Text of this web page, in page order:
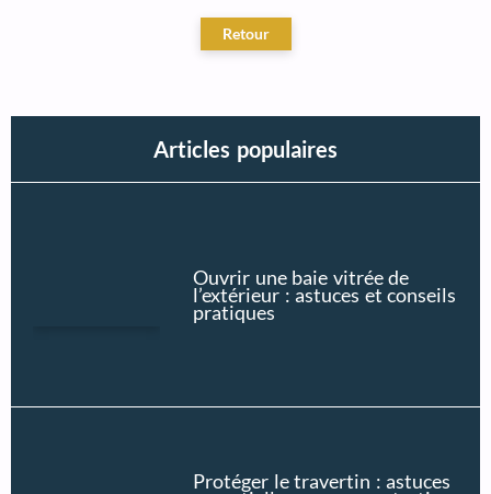
Articles populaires
Ouvrir une baie vitrée de
l’extérieur : astuces et conseils
pratiques
Protéger le travertin : astuces